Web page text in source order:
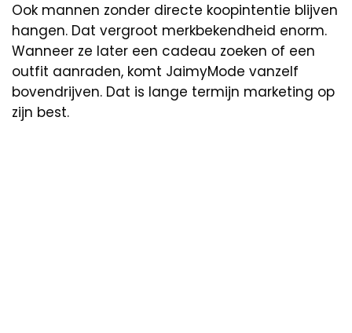
Ook mannen zonder directe koopintentie blijven
hangen. Dat vergroot merkbekendheid enorm.
Wanneer ze later een cadeau zoeken of een
outfit aanraden, komt JaimyMode vanzelf
bovendrijven. Dat is lange termijn marketing op
zijn best.